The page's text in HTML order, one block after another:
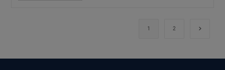
Et
1 2 Aller à